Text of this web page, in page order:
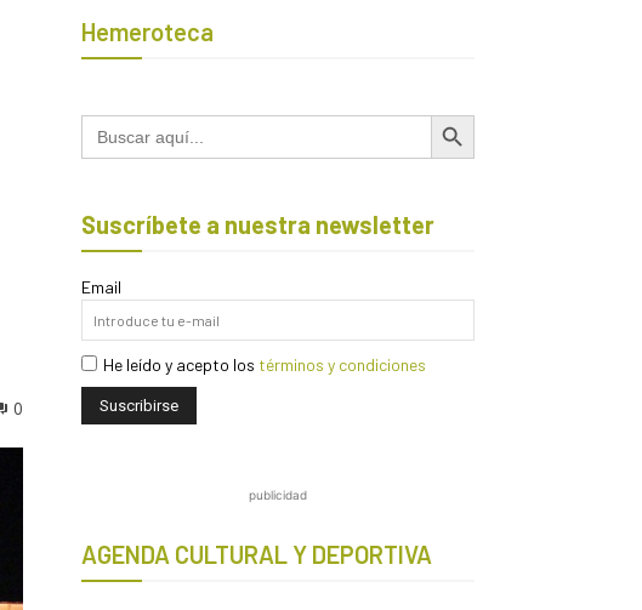
0
Hemeroteca
Buscar: Botón de búsqueda
Suscríbete a nuestra newsletter
Email
He leído y acepto los términos y condiciones
publicidad
AGENDA CULTURAL Y DEPORTIVA